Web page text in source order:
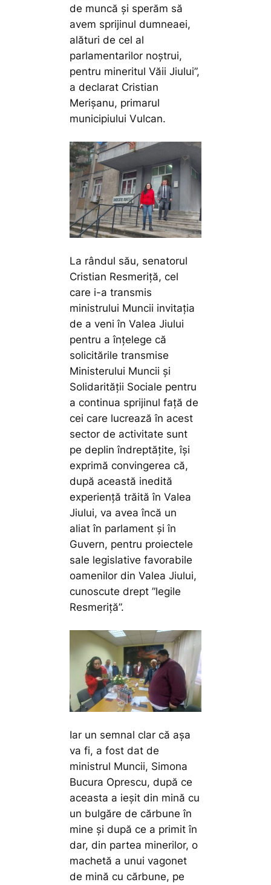
de muncă și sperăm să
avem sprijinul dumneaei,
alături de cel al
parlamentarilor noștrui,
pentru mineritul Văii Jiului”,
a declarat Cristian
Merișanu, primarul
municipiului Vulcan.
La rândul său, senatorul
Cristian Resmeriță, cel
care i-a transmis
ministrului Muncii invitația
de a veni în Valea Jiului
pentru a înțelege că
solicitările transmise
Ministerului Muncii și
Solidarității Sociale pentru
a continua sprijinul față de
cei care lucrează în acest
sector de activitate sunt
pe deplin îndreptățite, își
exprimă convingerea că,
după această inedită
experiență trăită în Valea
Jiului, va avea încă un
aliat în parlament și în
Guvern, pentru proiectele
sale legislative favorabile
oamenilor din Valea Jiului,
cunoscute drept ”legile
Resmeriță”.
Iar un semnal clar că așa
va fi, a fost dat de
ministrul Muncii, Simona
Bucura Oprescu, după ce
aceasta a ieșit din mină cu
un bulgăre de cărbune în
mine și după ce a primit în
dar, din partea minerilor, o
machetă a unui vagonet
de mină cu cărbune, pe